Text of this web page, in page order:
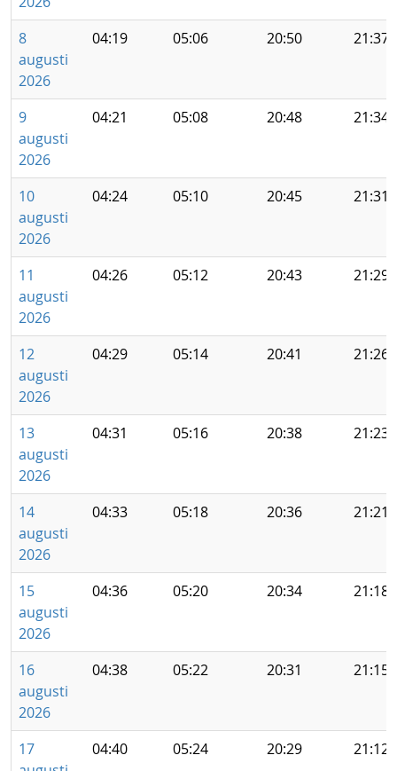
8
augusti
2026
04:19 05:06 20:50 21:37
9
augusti
2026
04:21 05:08 20:48 21:34
10
augusti
2026
04:24 05:10 20:45 21:31
11
augusti
2026
04:26 05:12 20:43 21:29
12
augusti
2026
04:29 05:14 20:41 21:26
13
augusti
2026
04:31 05:16 20:38 21:23
14
augusti
2026
04:33 05:18 20:36 21:21
15
augusti
2026
04:36 05:20 20:34 21:18
16
augusti
2026
04:38 05:22 20:31 21:15
17
04:40 05:24 20:29 21:12